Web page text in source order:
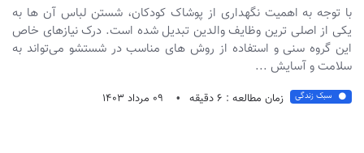
با توجه به اهمیت نگهداری از پوشاک کودکان، شستن لباس آن ها به
یکی از اصلی ‌ترین وظایف والدین تبدیل شده است. درک نیازهای خاص
این گروه سنی و استفاده از روش‌ های مناسب در شستشو می‌تواند به
سلامت و آسایش ...
سبک زندگی زمان مطالعه : 6 دقیقه